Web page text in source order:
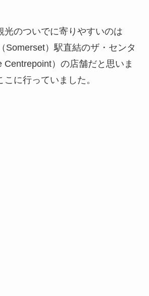
光のついでに寄りやすいのは
Somerset）駅直結のザ・センタ
Centrepoint）の店舗だと思いま
に行っていました。